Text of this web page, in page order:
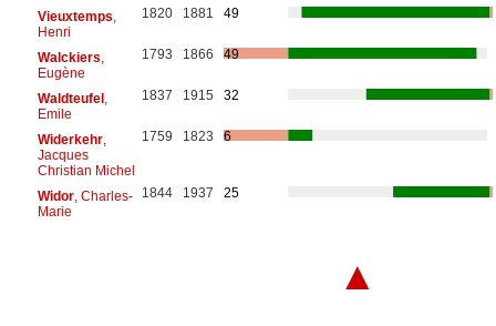
Vieuxtemps
Henri
1820 1881 49
Walckiers
Eugène
1793 1866 49
Waldteufel,
Emile
1837 1915 32
Widerkehr,
Jacques
Christian Michel
1759 1823 6
Widor, Charles-
Marie
1844 1937 25
▲